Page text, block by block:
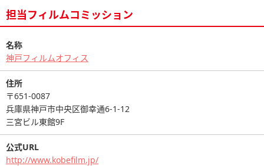
担当フィルムコミッション
名称
神戸フィルムオフィス
住所
〒651-0087
兵庫県神戸市中央区御幸通6-1-12
三宮ビル東館9F
公式URL
http://www.kobefilm.jp/